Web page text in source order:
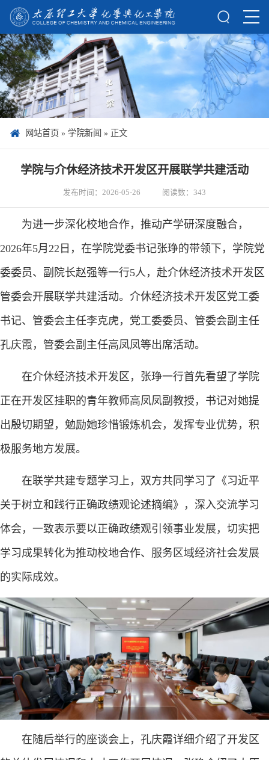
网站首页 » 学院新闻 » 正文
学院与介休经济技术开发区开展联学共建活动
发布时间：2026-05-26 阅读数： 343
为进一步深化校地合作，推动产学研深度融合，
2026年5月22日，在学院党委书记张琤的带领下，学院党
委委员、副院长赵强等一行5人，赴介休经济技术开发区
管委会开展联学共建活动。介休经济技术开发区党工委
书记、管委会主任李克虎，党工委委员、管委会副主任
孔庆霞，管委会副主任高凤凤等出席活动。
在介休经济技术开发区，张琤一行首先看望了学院
正在开发区挂职的青年教师高凤凤副教授，书记对她提
出殷切期望，勉励她珍惜锻炼机会，发挥专业优势，积
极服务地方发展。
在联学共建专题学习上，双方共同学习了《习近平
关于树立和践行正确政绩观论述摘编》，深入交流学习
体会，一致表示要以正确政绩观引领事业发展，切实把
学习成果转化为推动校地合作、服务区域经济社会发展
的实际成效。
在随后举行的座谈会上，孔庆霞详细介绍了开发区